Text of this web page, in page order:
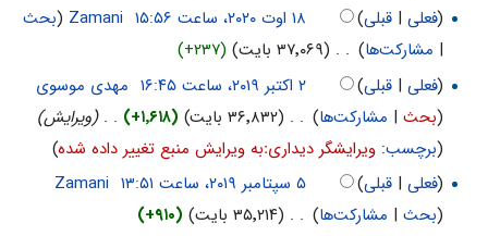
(فعلی| قبلی)
‏
Zamani
(بحث
| مشارکت‌ها)
. . (۳۷٬۰۶۹ بایت)
(+۲۳۷)
(فعلی| قبلی)
‏ مهدی موسوی
(بحث| مشارکت‌ها)
. . (۳۶٬۸۳۲ بایت) (+۱٬۶۱۸) . . (ویرایش)
(برچسب: ویرایشگر دیداریːبه ویرایش منبع تغییر داده شده
)
(فعلی| قبلی)
‏
Zamani
(بحث| مشارکت‌ها)
. . (۳۵٬۲۱۴ بایت)
(+۹۱۰)